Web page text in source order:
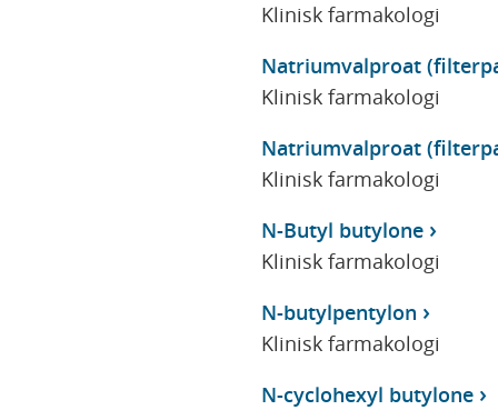
Klinisk farmakologi
Natriumvalproat
Klinisk farmakologi
Natriumvalproat
Klinisk farmakologi
N-Butyl butylone
Klinisk farmakologi
N-butylpentylon
Klinisk farmakologi
N-cyclohexyl butylone